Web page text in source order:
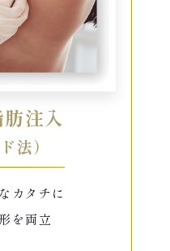
注入
法）
カタチに
を両立